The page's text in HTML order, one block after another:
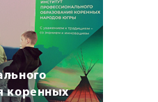
коренных